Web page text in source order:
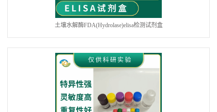
土壤水解酶FDA(Hydrolase)elisa检测试剂盒